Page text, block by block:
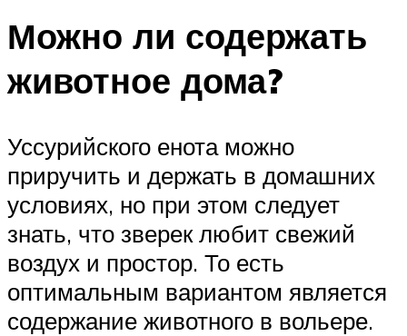
Можно ли содержать
животное дома?
Уссурийского енота можно
приручить и держать в домашних
условиях, но при этом следует
знать, что зверек любит свежий
воздух и простор. То есть
оптимальным вариантом является
содержание животного в вольере.